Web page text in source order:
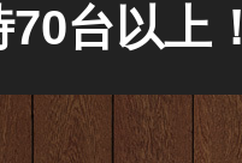
台以上！